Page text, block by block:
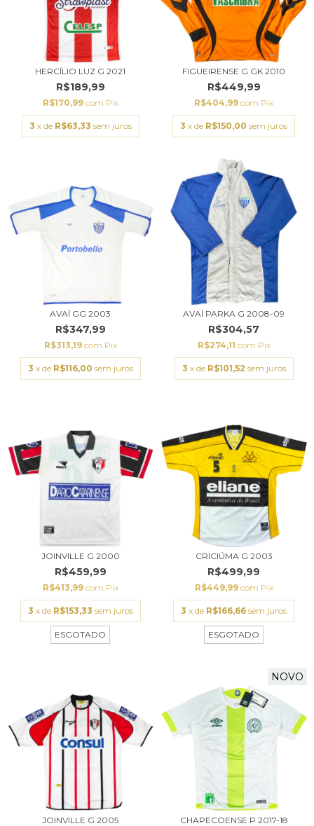
HERCÍLIO LUZ G 2021
R$189,99
R$170,99 com Pix
3 x de R$63,33 sem juros
FIGUEIRENSE G GK 2010
R$449,99
R$404,99 com Pix
3 x de R$150,00 sem juros
AVAÍ GG 2003
R$347,99
R$313,19 com Pix
3 x de R$116,00 sem juros
AVAÍ PARKA G 2008-09
R$304,57
R$274,11 com Pix
3 x de R$101,52 sem juros
JOINVILLE G 2000
R$459,99
R$413,99 com Pix
3 x de R$153,33 sem juros
ESGOTADO
CRICIÚMA G 2003
R$499,99
R$449,99 com Pix
3 x de R$166,66 sem juros
ESGOTADO
JOINVILLE G 2005
NOVO
CHAPECOENSE P 2017-18